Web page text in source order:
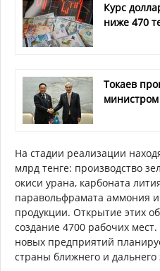
Курс
ниже 470
Токаев
На стадии реализации
млрд тенге: производство
окиси урана, карбоната
паравольфрамата аммония
продукции. Открытие этих
создание 4700 рабочих
новых предприятий
страны ближнего и дальнего